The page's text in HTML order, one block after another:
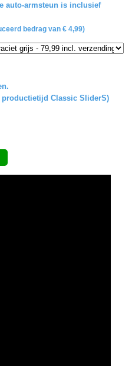
auto-armsteun is inclusief
bedrag van € 4,99)
Classic SliderS)